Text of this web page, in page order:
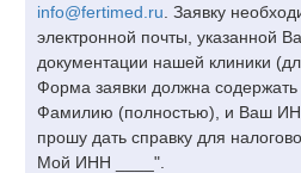
info@fertimed.ru . Заявку
электронной почты, указанной
документации нашей клиники
Форма заявки должна
Фамилию (полностью), и Ваш
прошу дать справку для
Мой ИНН ____".